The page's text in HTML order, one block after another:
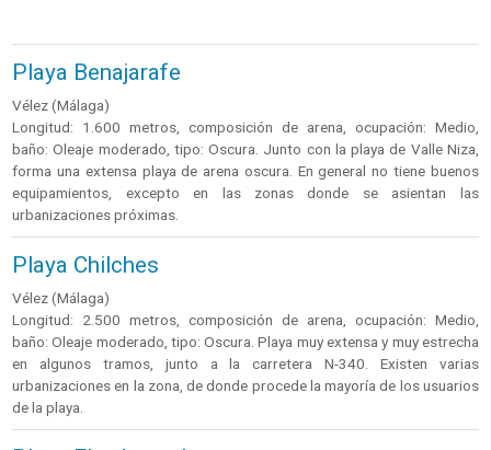
Playa Benajarafe
Vélez (Málaga)
Longitud: 1.600 metros, composición de arena, ocupación: Medio,
baño: Oleaje moderado, tipo: Oscura. Junto con la playa de Valle Niza,
forma una extensa playa de arena oscura. En general no tiene buenos
equipamientos, excepto en las zonas donde se asientan las
urbanizaciones próximas.
Playa Chilches
Vélez (Málaga)
Longitud: 2.500 metros, composición de arena, ocupación: Medio,
baño: Oleaje moderado, tipo: Oscura. Playa muy extensa y muy estrecha
en algunos tramos, junto a la carretera N-340. Existen varias
urbanizaciones en la zona, de donde procede la mayoría de los usuarios
de la playa.